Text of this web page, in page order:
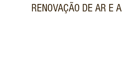
RENOVAÇÃO DE AR E A